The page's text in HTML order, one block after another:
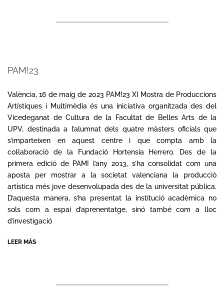
PAM!23
05-
16
València, 16 de maig de 2023 PAM!23 XI Mostra de Produccions
Artístiques i Multimèdia és una iniciativa organitzada des del
Vicedeganat de Cultura de la Facultat de Belles Arts de la
UPV, destinada a l’alumnat dels quatre màsters oficials que
s’imparteixen en aquest centre i que compta amb la
col·laboració de la Fundació Hortensia Herrero. Des de la
primera edició de PAM! l’any 2013, s’ha consolidat com una
aposta per mostrar a la societat valenciana la producció
artística més jove desenvolupada des de la universitat pública.
D’aquesta manera, s’ha presentat la institució acadèmica no
sols com a espai d’aprenentatge, sinó també com a lloc
d’investigació
LEER MÁS